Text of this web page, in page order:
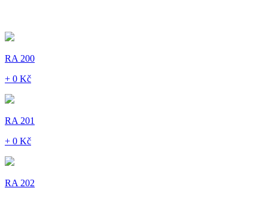
RA 200
+ 0 Kč
RA 201
+ 0 Kč
RA 202